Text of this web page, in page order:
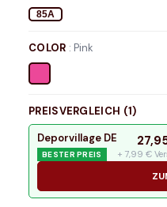
85A
COLOR : Pink
PREISVERGLEICH (1)
Deporvillage DE
BESTER PREIS + 7,99 €